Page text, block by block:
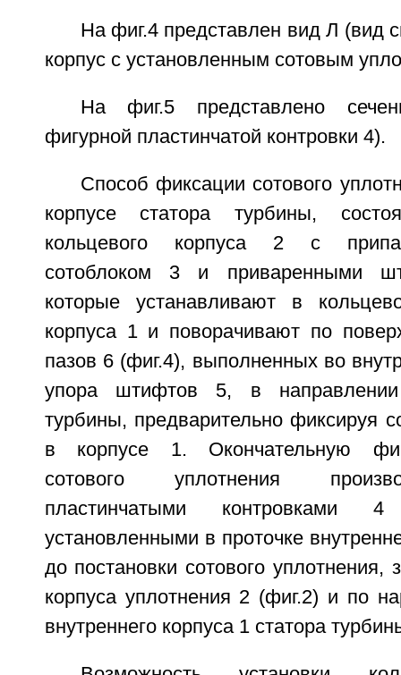
На фиг.4 представлен вид Л (вид
корпус с установленным сотовым
На фиг.5 представлено
фигурной пластинчатой контровки 4).
Способ фиксации сотового
корпусе статора турбины,
кольцевого корпуса 2 с
сотоблоком 3 и приваренными
которые устанавливают в
корпуса 1 и поворачивают по
пазов 6 (фиг.4), выполненных во
упора штифтов 5, в
турбины, предварительно фиксируя
в корпусе 1. Окончательную
сотового уплотнения
пластинчатыми
установленными в проточке
до постановки сотового уплотнения,
корпуса уплотнения 2 (фиг.2) и по
внутреннего корпуса 1 статора